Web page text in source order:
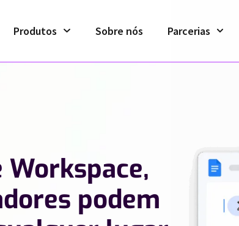
Produtos Sobre nós Parcerias
Workspace,
podem